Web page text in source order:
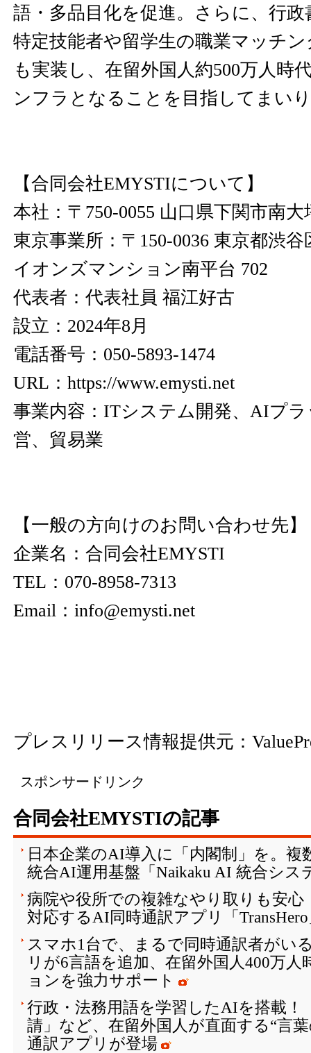
語・多品目化を促進。さらに、行
特定技能者や留学生の職業マッチ
も実装し、在留外国人約500万人時
ンフラとなることを目指してまい
【合同会社EMYSTIについて】
本社：〒750-0055 山口県下関市南大
東京事業所：〒150-0036 東京都渋
イオンズマンション南平台 702
代表者：代表社員 福江好古
設立：2024年8月
電話番号：050-5893-1474
URL： https://www.emysti.net
事業内容：ITシステム開発、AIプ
営、貿易業
【一般の方向けのお問い合わせ先】
企業名：合同会社EMYSTI
TEL：070-8958-7313
Email：info@emysti.net
プレスリリース情報提供元：
スポンサードリンク
合同会社EMYSTIの記事
日本企業のAI導入に「内閣制」を。
統合AI運用基盤「Naikaku AI 統合シス
病院や役所での複雑なやり取りも安心
対応するAI同時通訳アプリ「
スマホ1台で、まるで同時通訳者がい
リが6言語を追加、在留外国人400万
ョンを強力サポート
行政・法務用語を学習したAIを搭載！
請」など、在留外国人が直面する“言
通訳アプリが登場